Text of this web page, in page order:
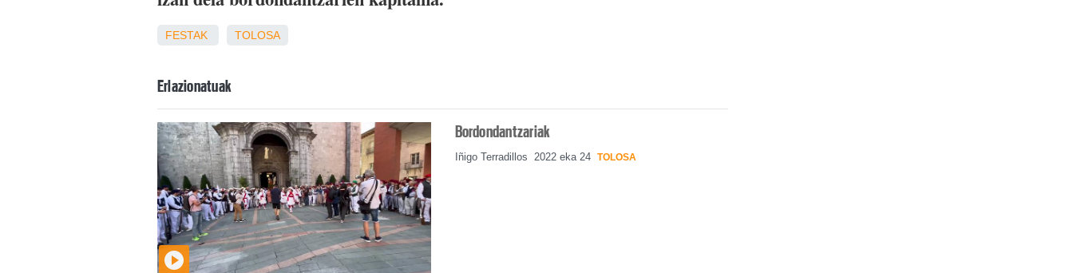
FESTAK TOLOSA
Erlazionatuak
Bordondantzariak
Iñigo Terradillos 2022 eka 24 TOLOSA